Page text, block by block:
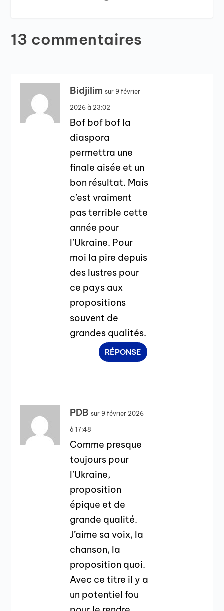
13 commentaires
Bidjilim sur 9 février
2026 à 23:02
Bof bof bof la
diaspora
permettra une
finale aisée et un
bon résultat. Mais
c’est vraiment
pas terrible cette
année pour
l’Ukraine. Pour
moi la pire depuis
des lustres pour
ce pays aux
propositions
souvent de
grandes qualités.
RÉPONSE
PDB sur 9 février 2026
à 17:48
Comme presque
toujours pour
l’Ukraine,
proposition
épique et de
grande qualité.
J’aime sa voix, la
chanson, la
proposition quoi.
Avec ce titre il y a
un potentiel fou